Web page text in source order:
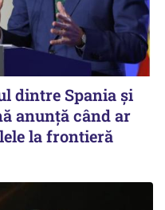
dintre Spania și
anunță când ar
la frontieră